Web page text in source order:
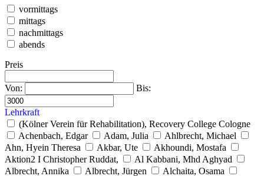
vormittags
mittags
nachmittags
abends
Preis
Von: Bis:
Lehrkraft
(Kölner Verein für Rehabilitation), Recovery College Cologne
Achenbach, Edgar
Adam, Julia
Ahlbrecht, Michael
Ahn, Hyein Theresa
Akbar, Ute
Akhoundi, Mostafa
Aktion2 I Christopher Ruddat,
Al Kabbani, Mhd Aghyad
Albrecht, Annika
Albrecht, Jürgen
Alchaita, Osama